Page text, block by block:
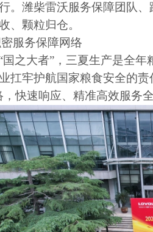
。潍柴雷沃服务保障团队
、颗粒归仓。
服务保障网络
国之大者” ，三夏生产是全
扛牢护航国家粮食安全的
快速响应、精准高效服务